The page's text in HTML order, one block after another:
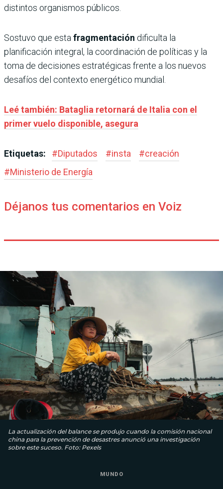
distintos organismos públicos.
Sostuvo que esta fragmentación dificulta la
planificación integral, la coordinación de políticas y la
toma de decisiones estratégicas frente a los nuevos
desafíos del contexto energético mundial.
Leé también: Bataglia retornará de Italia con el
primer vuelo disponible, asegura
Etiquetas: #Diputados #insta #creación
#Ministerio de Energía
Déjanos tus comentarios en Voiz
La actualización del balance se produjo cuando la comisión nacional
china para la prevención de desastres anunció una investigación
sobre este suceso. Foto: Pexels
MUNDO